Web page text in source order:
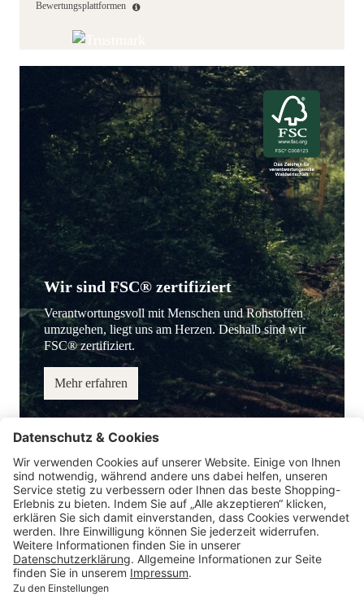
Bewertungsplattformen
Wir sind FSC® zertifiziert
Verantwortungsvoll mit Menschen und Rohstoffen
umzugehen, liegt uns am Herzen. Deshalb sind wir
FSC® zertifiziert.
Mehr erfahren
Service-Hotline
Information
Service
Zahlungsmöglichkeiten